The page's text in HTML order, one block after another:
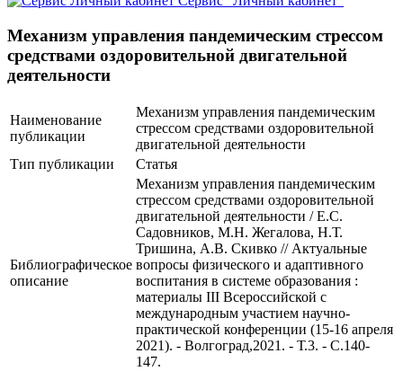
Механизм управления пандемическим стрессом
средствами оздоровительной двигательной
деятельности
Наименование
публикации
Механизм управления пандемическим
стрессом средствами оздоровительной
двигательной деятельности
Тип публикации
Статья
Библиографическое
описание
Механизм управления пандемическим
стрессом средствами оздоровительной
двигательной деятельности / Е.С.
Садовников, М.Н. Жегалова, Н.Т.
Тришина, А.В. Скивко // Актуальные
вопросы физического и адаптивного
воспитания в системе образования :
материалы III Всероссийской с
международным участием научно-
практической конференции (15-16 апреля
2021). - Волгоград,2021. - Т.3. - С.140-
147.